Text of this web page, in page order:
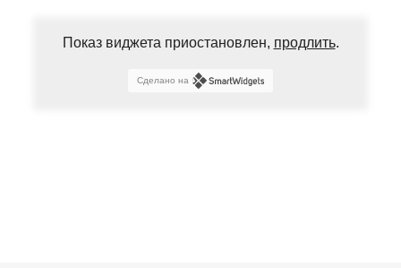
Показ виджета приостановлен, продлить.
Сделано на